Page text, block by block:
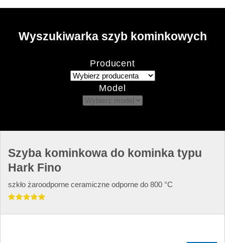
Wyszukiwarka szyb kominkowych
Producent
Model
Szyba kominkowa do kominka typu
Hark Fino
szkło żaroodporne ceramiczne odporne do 800 °C